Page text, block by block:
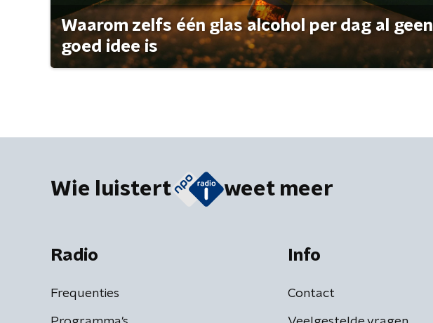
Waarom zelfs één glas alcohol per dag al geen
goed idee is
Wie luistert weet meer
Radio
Frequenties
Info
Contact